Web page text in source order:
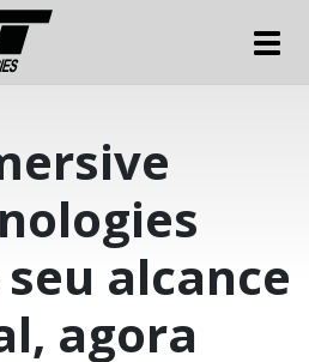
alcance
agora